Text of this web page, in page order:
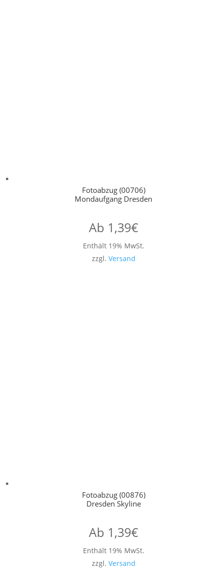
Fotoabzug (00706)
Mondaufgang Dresden
Ab 1,39€
Enthält 19% MwSt.
zzgl. Versand
Fotoabzug (00876)
Dresden Skyline
Ab 1,39€
Enthält 19% MwSt.
zzgl. Versand